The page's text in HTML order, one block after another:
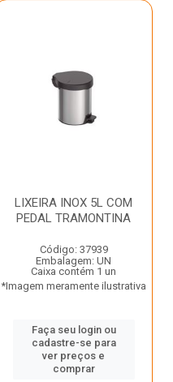
LIXEIRA INOX 5L COM
PEDAL TRAMONTINA
Código: 37939
Embalagem: UN
Caixa contém 1 un
*Imagem meramente ilustrativa
Faça seu login ou
cadastre-se para
ver preços e
comprar